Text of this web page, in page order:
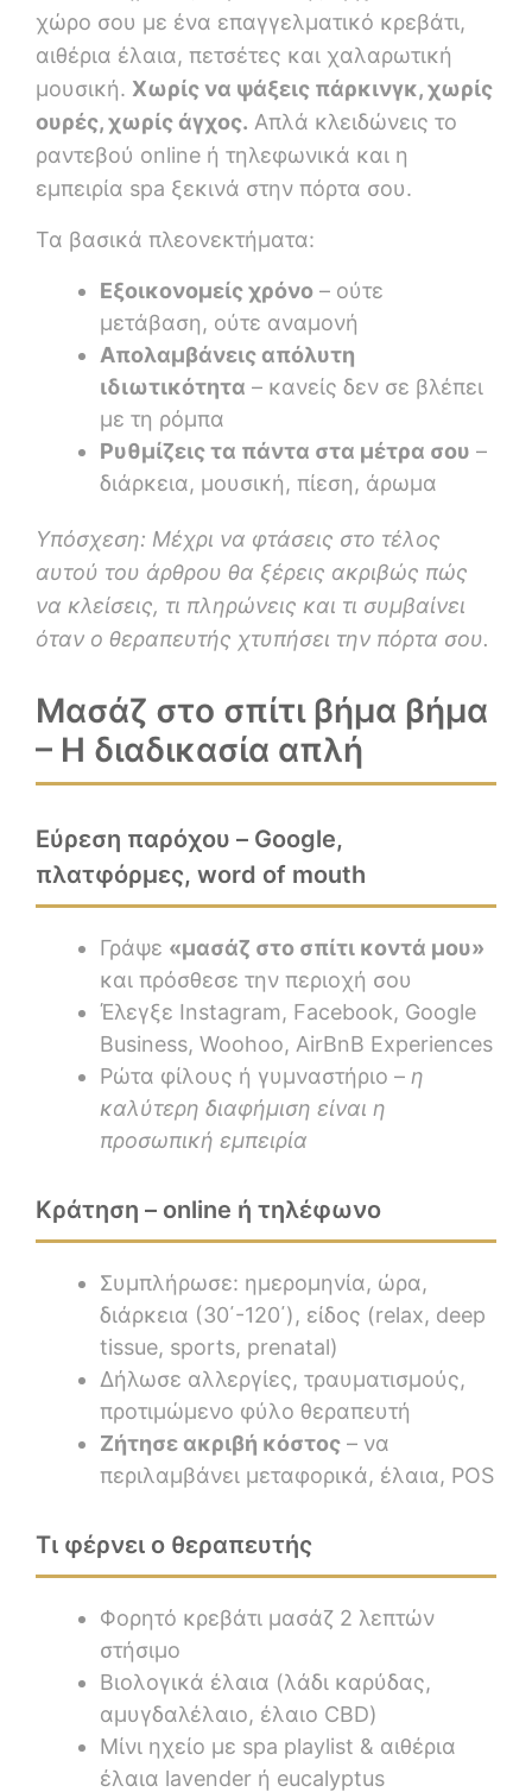
χώρο σου με ένα επαγγελματικό κρεβάτι,
αιθέρια έλαια, πετσέτες και χαλαρωτική
μουσική. Χωρίς να ψάξεις πάρκινγκ, χωρίς
ουρές, χωρίς άγχος. Απλά κλειδώνεις το
ραντεβού online ή τηλεφωνικά και η
εμπειρία spa ξεκινά στην πόρτα σου.
Τα βασικά πλεονεκτήματα:
Εξοικονομείς χρόνο – ούτε
μετάβαση, ούτε αναμονή
Απολαμβάνεις απόλυτη
ιδιωτικότητα – κανείς δεν σε βλέπει
με τη ρόμπα
Ρυθμίζεις τα πάντα στα μέτρα σου –
διάρκεια, μουσική, πίεση, άρωμα
Υπόσχεση: Μέχρι να φτάσεις στο τέλος
αυτού του άρθρου θα ξέρεις ακριβώς πώς
να κλείσεις, τι πληρώνεις και τι συμβαίνει
όταν ο θεραπευτής χτυπήσει την πόρτα σου.
Μασάζ στο σπίτι βήμα βήμα
– Η διαδικασία απλή
Εύρεση παρόχου – Google,
πλατφόρμες, word of mouth
Γράψε «μασάζ στο σπίτι κοντά μου»
και πρόσθεσε την περιοχή σου
Έλεγξε Instagram, Facebook, Google
Business, Woohoo, AirBnB Experiences
Ρώτα φίλους ή γυμναστήριο – η
καλύτερη διαφήμιση είναι η
προσωπική εμπειρία
Κράτηση – online ή τηλέφωνο
Συμπλήρωσε: ημερομηνία, ώρα,
διάρκεια (30΄-120΄), είδος (relax, deep
tissue, sports, prenatal)
Δήλωσε αλλεργίες, τραυματισμούς,
προτιμώμενο φύλο θεραπευτή
Ζήτησε ακριβή κόστος – να
περιλαμβάνει μεταφορικά, έλαια, POS
Τι φέρνει ο θεραπευτής
Φορητό κρεβάτι μασάζ 2 λεπτών
στήσιμο
Βιολογικά έλαια (λάδι καρύδας,
αμυγδαλέλαιο, έλαιο CBD)
Μίνι ηχείο με spa playlist & αιθέρια
έλαια lavender ή eucalyptus